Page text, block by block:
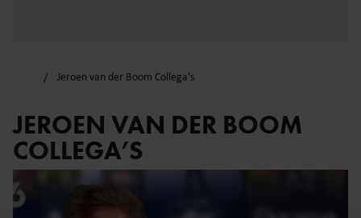
Jeroen van der Boom Collega's
JEROEN VAN DER BOOM
COLLEGA’S